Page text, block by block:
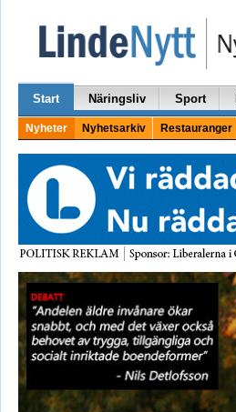
Start Näringsliv Sport
Nyheter Nyhetsarkiv Restauranger